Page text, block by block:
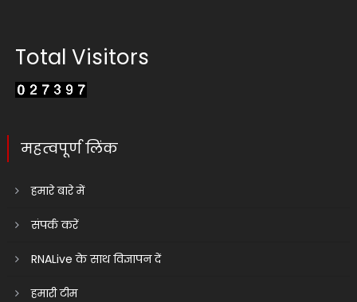
Total Visitors
महत्वपूर्ण लिंक
हमारे बारे में
संपर्क करें
RNALive के साथ विज्ञापन दें
हमारी टीम